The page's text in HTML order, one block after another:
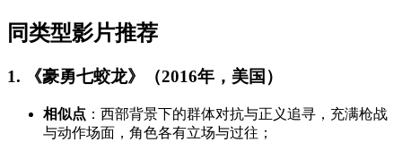
同类型影片推荐
1. 《豪勇七蛟龙》（2016年，美国）
相似点 ：西部背景下的群体对抗与正义追寻，充满枪战
与动作场面，角色各有立场与过往；